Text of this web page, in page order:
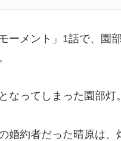
ーメント」1話で、園
なってしまった園部灯。
婚約者だった晴原は